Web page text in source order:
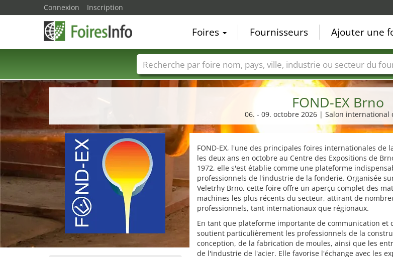
FOND-EX Brno
06. - 09. octobre 2026 | Salon international
FOND-EX, l'une des principales foires internationales de
les deux ans en octobre au Centre des Expositions de
1972, elle s'est établie comme une plateforme
professionnels de l'industrie de la fonderie. Organisée
Veletrhy Brno, cette foire offre un aperçu complet des
machines les plus récents du secteur, attirant de
professionnels, tant internationaux que régionaux.
En tant que plateforme importante de communication et
soutient particulièrement les professionnels de la
conception, de la fabrication de moules, ainsi que les
de l'industrie de l'acier. Elle favorise l'échange avec les
Connexion Inscription
Foires Fournisseurs Ajouter une
Foire noms Pays Villes Secteurs de foire Secteurs du